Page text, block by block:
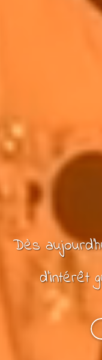
Dès
d’intérêt